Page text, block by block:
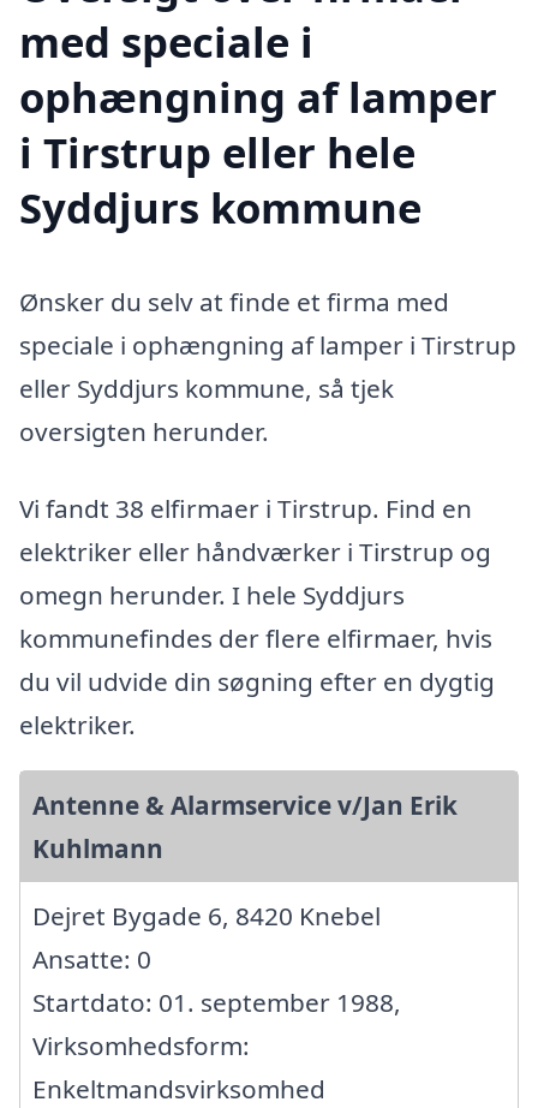
med speciale i
ophængning af lamper
i Tirstrup eller hele
Syddjurs kommune
Ønsker du selv at finde et firma med
speciale i ophængning af lamper i Tirstrup
eller Syddjurs kommune, så tjek
oversigten herunder.
Vi fandt 38 elfirmaer i Tirstrup. Find en
elektriker eller håndværker i Tirstrup og
omegn herunder. I hele Syddjurs
kommunefindes der flere elfirmaer, hvis
du vil udvide din søgning efter en dygtig
elektriker.
Antenne & Alarmservice v/Jan Erik
Kuhlmann
Dejret Bygade 6, 8420 Knebel
Ansatte: 0
Startdato: 01. september 1988,
Virksomhedsform:
Enkeltmandsvirksomhed